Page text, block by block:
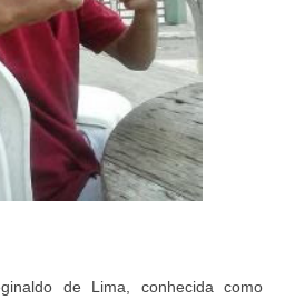
de Lima, conhecida como